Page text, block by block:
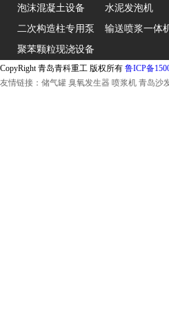
泡沫混凝土设备
水泥发泡机
二次构造柱专用泵
输送喷浆一体
聚苯颗粒现浇设备
CopyRight 青岛青科重工 版权所有 鲁ICP备
友情链接： 储气罐 臭氧发生器 喷浆机 青岛沙